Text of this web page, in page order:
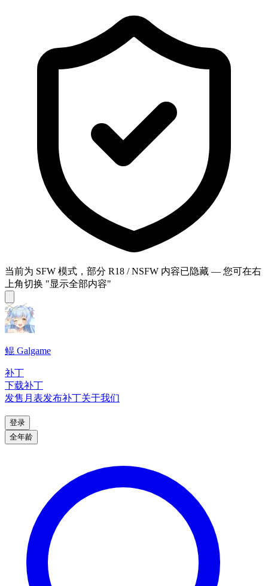
当前为 SFW 模式，部分 R18 / NSFW 内容已隐藏 — 您可在右
上角切换 "显示全部内容"
鲲 Galgame
补丁
下载补丁
发售月表发布补丁关于我们
登录
全年龄